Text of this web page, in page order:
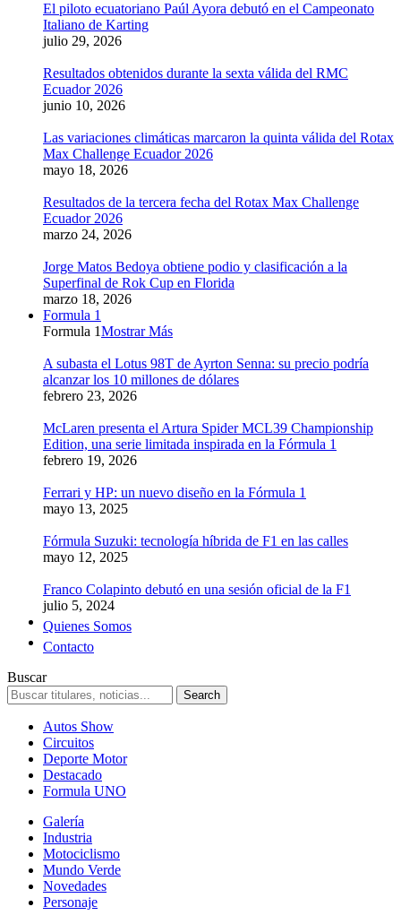
El piloto ecuatoriano Paúl Ayora debutó en el Campeonato
Italiano de Karting
julio 29, 2026
Resultados obtenidos durante la sexta válida del RMC
Ecuador 2026
junio 10, 2026
Las variaciones climáticas marcaron la quinta válida del Rotax
Max Challenge Ecuador 2026
mayo 18, 2026
Resultados de la tercera fecha del Rotax Max Challenge
Ecuador 2026
marzo 24, 2026
Jorge Matos Bedoya obtiene podio y clasificación a la
Superfinal de Rok Cup en Florida
marzo 18, 2026
Formula 1
Formula 1Mostrar Más
A subasta el Lotus 98T de Ayrton Senna: su precio podría
alcanzar los 10 millones de dólares
febrero 23, 2026
McLaren presenta el Artura Spider MCL39 Championship
Edition, una serie limitada inspirada en la Fórmula 1
febrero 19, 2026
Ferrari y HP: un nuevo diseño en la Fórmula 1
mayo 13, 2025
Fórmula Suzuki: tecnología híbrida de F1 en las calles
mayo 12, 2025
Franco Colapinto debutó en una sesión oficial de la F1
julio 5, 2024
Quienes Somos
Contacto
Buscar
Autos Show
Circuitos
Deporte Motor
Destacado
Formula UNO
Galería
Industria
Motociclismo
Mundo Verde
Novedades
Personaje